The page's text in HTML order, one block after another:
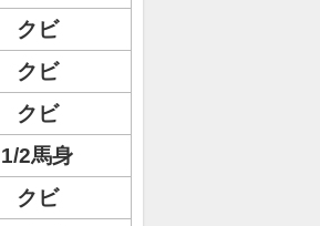
クビ
クビ
クビ
1/2馬身
クビ